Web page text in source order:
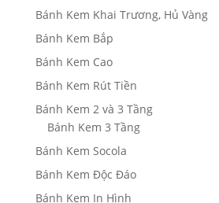
Bánh Kem Khai Trương, Hủ Vàng
Bánh Kem Bắp
Bánh Kem Cao
Bánh Kem Rút Tiền
Bánh Kem 2 và 3 Tầng
Bánh Kem 3 Tầng
Bánh Kem Socola
Bánh Kem Độc Đáo
Bánh Kem In Hình